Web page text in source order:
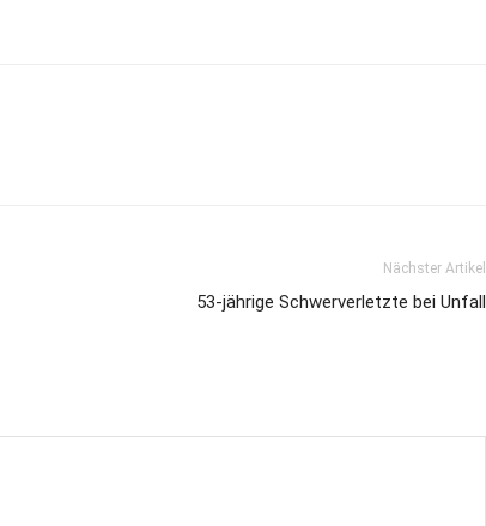
Nächster Artikel
53-jährige Schwerverletzte bei Unfall